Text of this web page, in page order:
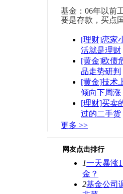
基金：06年以前
要是存款，买
[理财]恋家
活就是理财
[黄金]欧债
品走势研判
[黄金]技术
倾向下周涨
[理财]买卖
过的二手货
更多 >>
网友点击排行
1一天暴涨
金？
2基金公司